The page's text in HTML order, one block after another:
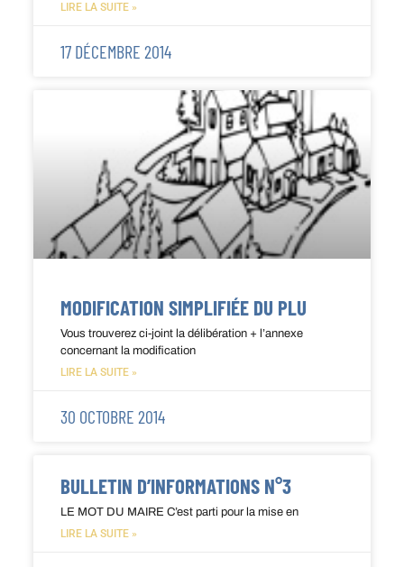
LIRE LA SUITE »
17 DÉCEMBRE 2014
MODIFICATION SIMPLIFIÉE DU PLU
Vous trouverez ci-joint la délibération + l’annexe
concernant la modification
LIRE LA SUITE »
30 OCTOBRE 2014
BULLETIN D’INFORMATIONS N°3
LE MOT DU MAIRE C’est parti pour la mise en
LIRE LA SUITE »